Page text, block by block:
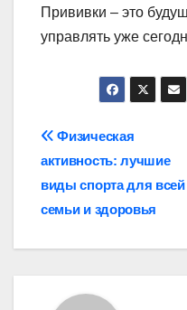
Прививки – это
управлять уже
Навигация
по
записям
Физическая
активность: лучшие
виды спорта для всей
семьи и здоровья